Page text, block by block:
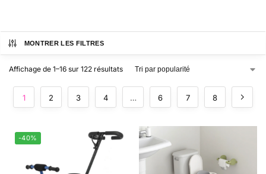
MONTRER LES FILTRES
Affichage de 1–16 sur 122 résultats
1 2 3 4 … 6 7 8
-40%